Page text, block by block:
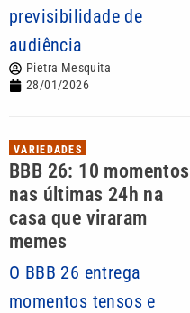
previsibilidade de
audiência
Pietra Mesquita
28/01/2026
VARIEDADES
BBB 26: 10 momentos
nas últimas 24h na
casa que viraram
memes
O BBB 26 entrega
momentos tensos e